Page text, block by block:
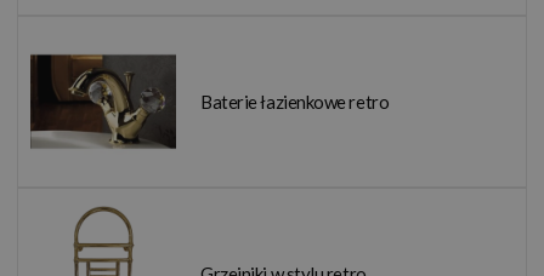
Baterie łazienkowe retro